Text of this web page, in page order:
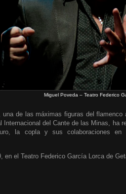
Miguel Poveda – Teatro Federico
de las máximas figuras del flamenco
Internacional del Cante de las Minas, ha
la copla y sus colaboraciones en
en el Teatro Federico García Lorca de